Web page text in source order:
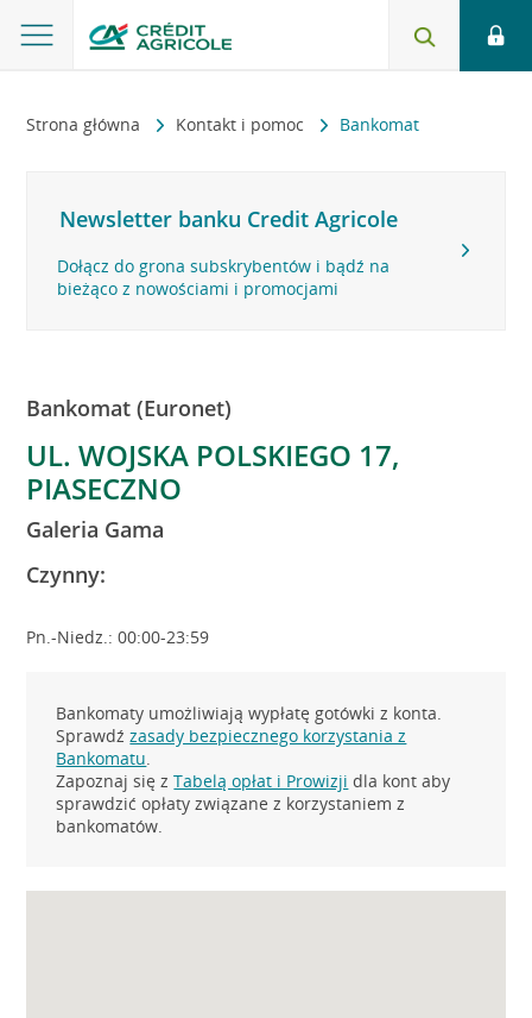
Strona główna Kontakt i pomoc Bankomat
Newsletter banku Credit Agricole
Dołącz do grona subskrybentów i bądź na
bieżąco z nowościami i promocjami
Bankomat (Euronet)
UL. WOJSKA POLSKIEGO 17,
PIASECZNO
Galeria Gama
Czynny:
Pn.-Niedz.: 00:00-23:59
Bankomaty umożliwiają wypłatę gotówki z konta.
Sprawdźzasady bezpiecznego korzystania z
Bankomatu.
Zapoznaj się zTabelą opłat i Prowizji dla kont aby
sprawdzić opłaty związane z korzystaniem z
bankomatów.